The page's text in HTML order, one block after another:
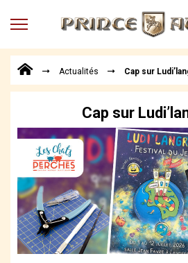
MENU
Points
de
Actualités
Téléchargements
Techniques,
trucs et
astuces
Vidéos
Actualités Cap sur
Cap sur